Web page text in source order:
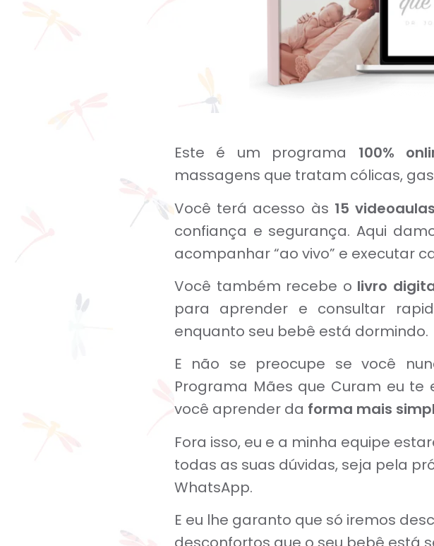
Este é um programa 100%
massagens que tratam cólicas,
Você terá acesso às 15
confiança e segurança. Aqui
acompanhar “ao vivo” e executar
Você também recebe o livro
para aprender e consultar
enquanto seu bebê está dormindo.
E não se preocupe se você
Programa Mães que Curam eu
você aprender da forma mais
Fora isso, eu e a minha equipe
todas as suas dúvidas, seja pela
WhatsApp.
E eu lhe garanto que só iremos